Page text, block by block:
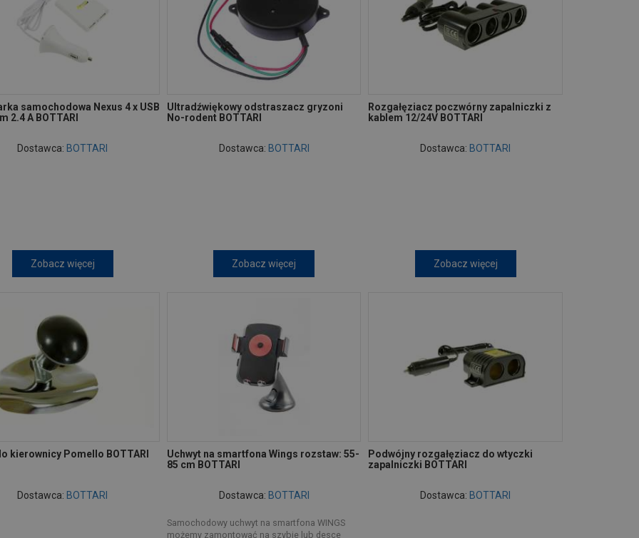
samochodowa Nexus 4 x USB
2.4 A BOTTARI
Dostawca: BOTTARI
Zobacz więcej
Ultradźwiękowy odstraszacz gryzoni
No-rodent BOTTARI
Dostawca: BOTTARI
Zobacz więcej
Rozgałęziacz poczwórny zapalniczki z
kablem 12/24V BOTTARI
Dostawca: BOTTARI
Zobacz więcej
kierownicy Pomello BOTTARI
Dostawca: BOTTARI
Uchwyt na smartfona Wings rozstaw: 55-
85 cm BOTTARI
Dostawca: BOTTARI
Samochodowy uchwyt na smartfona WINGS
możemy zamontować na szybie lub desce
Podwójny rozgałęziacz do wtyczki
zapalniczki BOTTARI
Dostawca: BOTTARI